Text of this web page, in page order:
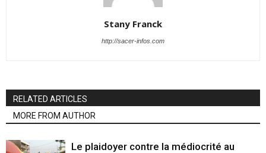
Stany Franck
http://sacer-infos.com
RELATED ARTICLES
MORE FROM AUTHOR
Le plaidoyer contre la médiocrité au